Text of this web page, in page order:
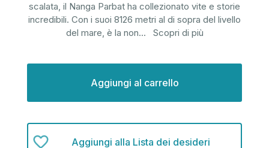
scalata, il Nanga Parbat ha collezionato vite e storie
incredibili. Con i suoi 8126 metri al di sopra del livello
del mare, è la non... Scopri di più
Aggiungi alla Lista dei desideri